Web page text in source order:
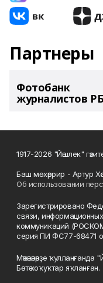
Партнеры
Фотобанк
журналистов РБ
1917-2026 "Йәшлек"
Баш мөхәррир - Артур
Об использовании
Зарегистрировано
связи,
коммуникаций
серия ПИ ФС77-68471
Мәҡәләләрҙе
Бөтә хоҡуҡтар яҡланған.